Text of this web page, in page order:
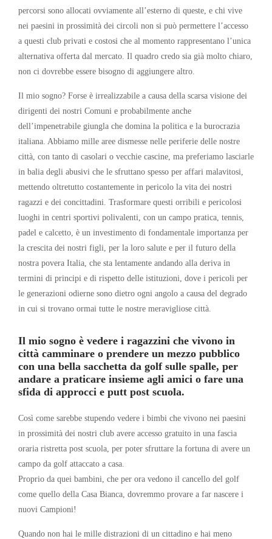
percorsi sono allocati ovviamente all’esterno di queste, e chi vive
nei paesini in prossimità dei circoli non si può permettere l’accesso
a questi club privati e costosi che al momento rappresentano l’unica
alternativa offerta dal mercato. Il quadro credo sia già molto chiaro,
non ci dovrebbe essere bisogno di aggiungere altro.
Il mio sogno? Forse è irrealizzabile a causa della scarsa visione dei
dirigenti dei nostri Comuni e probabilmente anche
dell’impenetrabile giungla che domina la politica e la burocrazia
italiana. Abbiamo mille aree dismesse nelle periferie delle nostre
città, con tanto di casolari o vecchie cascine, ma preferiamo lasciarle
in balia degli abusivi che le sfruttano spesso per affari malavitosi,
mettendo oltretutto costantemente in pericolo la vita dei nostri
ragazzi e dei concittadini. Trasformare questi orribili e pericolosi
luoghi in centri sportivi polivalenti, con un campo pratica, tennis,
padel e calcetto, è un investimento di fondamentale importanza per
la crescita dei nostri figli, per la loro salute e per il futuro della
nostra povera Italia, che sta lentamente andando alla deriva in
termini di principi e di rispetto delle istituzioni, dove i pericoli per
le generazioni odierne sono dietro ogni angolo a causa del degrado
in cui si trovano ormai tutte le nostre meravigliose città.
Il mio sogno è vedere i ragazzini che vivono in
città camminare o prendere un mezzo pubblico
con una bella sacchetta da golf sulle spalle, per
andare a praticare insieme agli amici o fare una
sfida di approcci e putt post scuola.
Così come sarebbe stupendo vedere i bimbi che vivono nei paesini
in prossimità dei nostri club avere accesso gratuito in una fascia
oraria ristretta post scuola, per poter sfruttare la fortuna di avere un
campo da golf attaccato a casa.
Proprio da quei bambini, che per ora vedono il cancello del golf
come quello della Casa Bianca, dovremmo provare a far nascere i
nuovi Campioni!
Quando non hai le mille distrazioni di un cittadino e hai meno